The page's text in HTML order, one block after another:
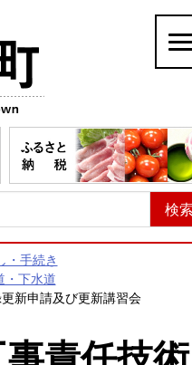
・手続き
・下水道
新申請及び更新講習会